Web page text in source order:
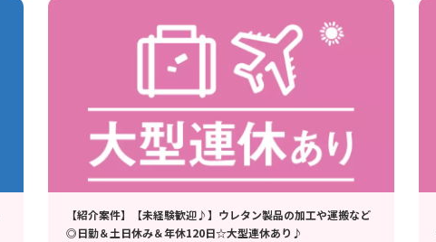
【紹介案件】【未経験歓迎♪】ウレタン製品の加工や運搬など
◎日勤＆土日休み＆年休120日☆大型連休あり♪